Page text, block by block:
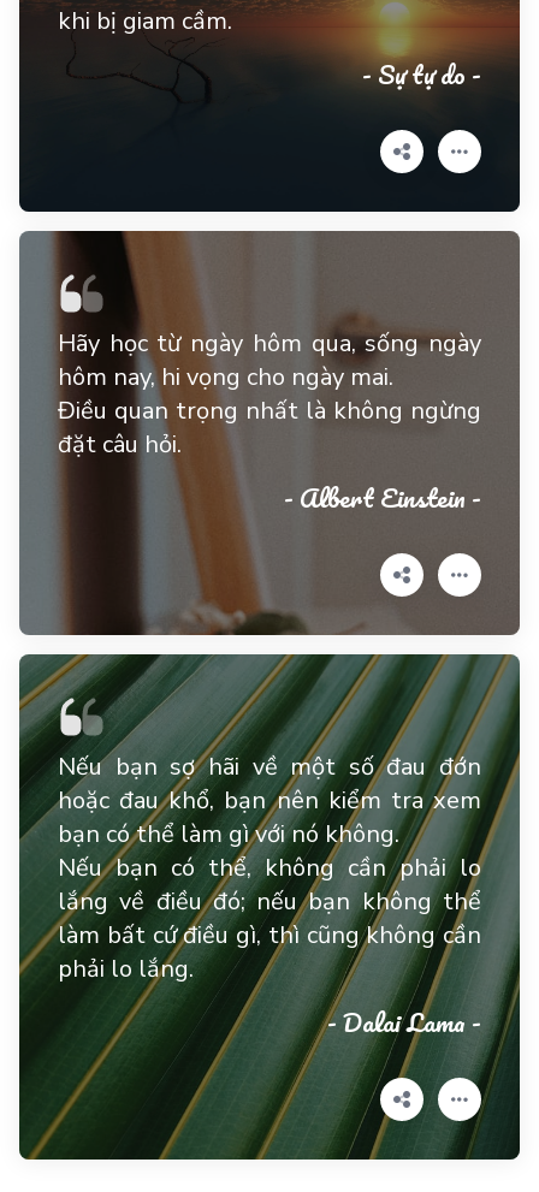
khi bị giam cầm.
- Sự tự do -
Hãy học từ ngày hôm qua, sống ngày
hôm nay, hi vọng cho ngày mai.
Điều quan trọng nhất là không ngừng
đặt câu hỏi.
- Albert Einstein -
Nếu bạn sợ hãi về một số đau đớn
hoặc đau khổ, bạn nên kiểm tra xem
bạn có thể làm gì với nó không.
Nếu bạn có thể, không cần phải lo
lắng về điều đó; nếu bạn không thể
làm bất cứ điều gì, thì cũng không cần
phải lo lắng.
- Dalai Lama -